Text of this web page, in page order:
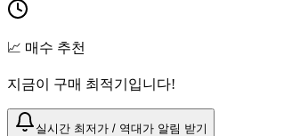
📈 매수 추천
지금이 구매 최적기입니다!
실시간 최저가 / 역대가 알림 받기